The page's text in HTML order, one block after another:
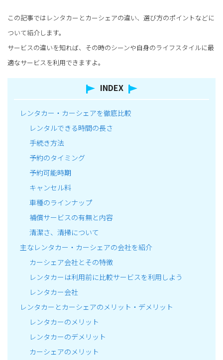
この記事ではレンタカーとカーシェアの違い、選び方のポイントなどに
ついて紹介します。
サービスの違いを知れば、その時のシーンや自身のライフスタイルに最
適なサービスを利用できますよ。
INDEX
レンタカー・カーシェアを徹底比較
レンタルできる時間の長さ
手続き方法
予約のタイミング
予約可能時期
キャンセル料
車種のラインナップ
補償サービスの有無と内容
清潔さ、清掃について
主なレンタカー・カーシェアの会社を紹介
カーシェア会社とその特徴
レンタカーは利用前に比較サービスを利用しよう
レンタカー会社
レンタカーとカーシェアのメリット・デメリット
レンタカーのメリット
レンタカーのデメリット
カーシェアのメリット